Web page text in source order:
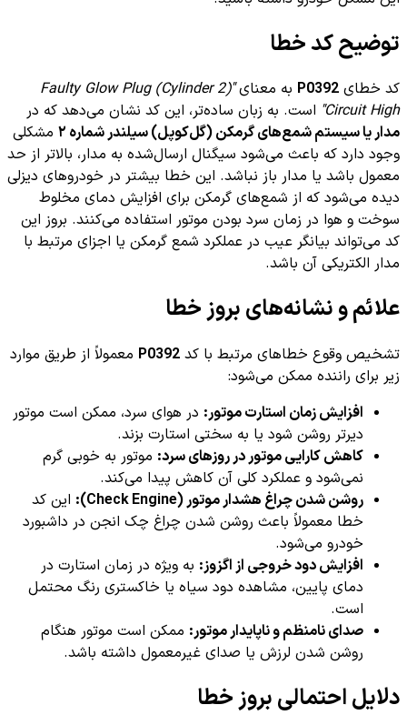
توضیح کد خطا
کد خطای P0392 به معنای"Faulty Glow Plug (Cylinder 2)
Circuit High" است. به زبان ساده‌تر، این کد نشان می‌دهد که در
مدار یا سیستم شمع‌های گرمکن (گل‌کوپل) سیلندر شماره ۲
مشکلی
وجود دارد که باعث می‌شود سیگنال ارسال‌شده به مدار، بالاتر از حد
معمول باشد یا مدار باز نباشد. این خطا بیشتر در خودروهای دیزلی
دیده می‌شود که از شمع‌های گرمکن برای افزایش دمای مخلوط
سوخت و هوا در زمان سرد بودن موتور استفاده می‌کنند. بروز این
کد می‌تواند بیانگر عیب در عملکرد شمع گرمکن یا اجزای مرتبط با
مدار الکتریکی آن باشد.
علائم و نشانه‌های بروز خطا
تشخیص وقوع خطاهای مرتبط با کد P0392 معمولاً از طریق موارد
زیر برای راننده ممکن می‌شود:
افزایش زمان استارت موتور: در هوای سرد، ممکن است موتور
دیرتر روشن شود یا به سختی استارت بزند.
کاهش کارایی موتور در روزهای سرد: موتور به خوبی گرم
نمی‌شود و عملکرد کلی آن کاهش پیدا می‌کند.
روشن شدن چراغ هشدار موتور (Check Engine):
این کد
خطا معمولاً باعث روشن شدن چراغ چک انجن در داشبورد
خودرو می‌شود.
افزایش دود خروجی از اگزوز: به ویژه در زمان استارت در
دمای پایین، مشاهده دود سیاه یا خاکستری رنگ محتمل
است.
صدای نامنظم و ناپایدار موتور: ممکن است موتور هنگام
روشن شدن لرزش یا صدای غیرمعمول داشته باشد.
دلایل احتمالی بروز خطا